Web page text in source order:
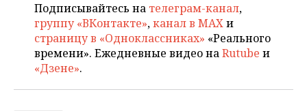
Подписывайтесь на телеграм-канал,
группу «ВКонтакте»,канал в MAXи
страницу в «Одноклассниках» «Реального
времени». Ежедневные видео наRutube и
«Дзене».